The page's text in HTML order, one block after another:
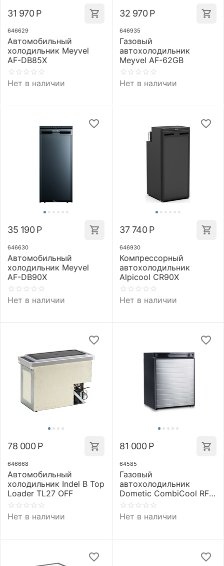
31 970 Р
646629
Автомобильный
холодильник Meyvel
AF-DB85X
Нет в наличии
32 970 Р
646935
Газовый
автохолодильник
Meyvel AF-62GB
Нет в наличии
35 190 Р
646630
Автомобильный
холодильник Meyvel
AF-DB90X
Нет в наличии
37 740 Р
646930
Компрессорный
автохолодильник
Alpicool CR90X
Нет в наличии
78 000 Р
646668
Автомобильный
холодильник Indel B Top
Loader TL27 OFF
Нет в наличии
81 000 Р
64585
Газовый
автохолодильник
Dometic CombiCool RF
60
Нет в наличии